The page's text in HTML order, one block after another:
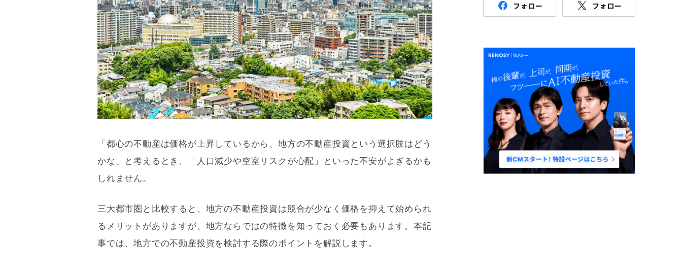
「都心の不動産は価格が上昇しているから、地方の不動産投資という選択肢はどう
かな」と考えるとき、「人口減少や空室リスクが心配」といった不安がよぎるかも
しれません。
三大都市圏と比較すると、地方の不動産投資は競合が少なく価格を抑えて始められ
るメリットがありますが、地方ならではの特徴を知っておく必要もあります。本記
事では、地方での不動産投資を検討する際のポイントを解説します。
フォロー フォロー